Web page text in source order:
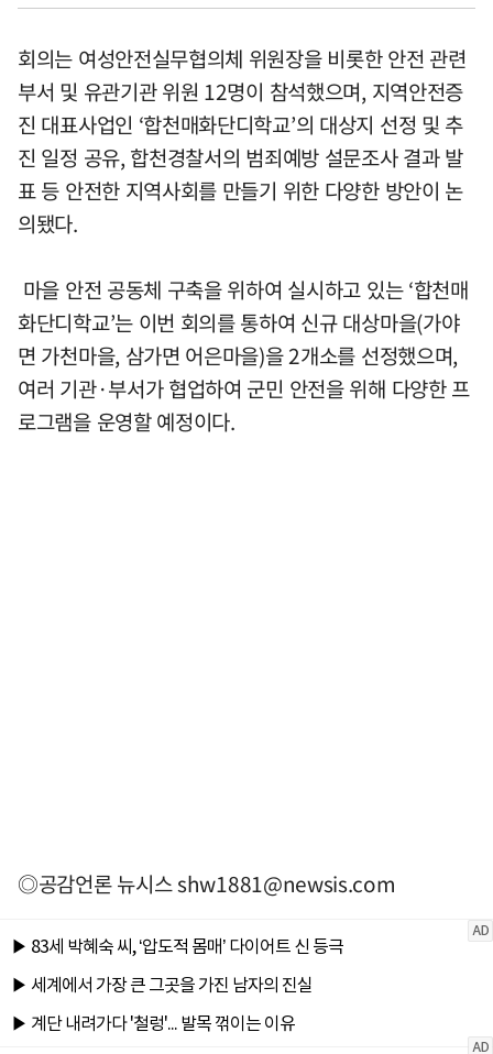
회의는 여성안전실무협의체 위원장을 비롯한 안전 관련
부서 및 유관기관 위원 12명이 참석했으며, 지역안전증
진 대표사업인 ‘합천매화단디학교’의 대상지 선정 및 추
진 일정 공유, 합천경찰서의 범죄예방 설문조사 결과 발
표 등 안전한 지역사회를 만들기 위한 다양한 방안이 논
의됐다.
마을 안전 공동체 구축을 위하여 실시하고 있는 ‘합천매
화단디학교’는 이번 회의를 통하여 신규 대상마을(가야
면 가천마을, 삼가면 어은마을)을 2개소를 선정했으며,
여러 기관·부서가 협업하여 군민 안전을 위해 다양한 프
로그램을 운영할 예정이다.
◎공감언론 뉴시스shw1881@newsis.com